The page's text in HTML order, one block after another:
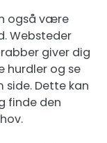
også være
Websteder
giver dig
hurdler og se
side. Dette kan
finde den